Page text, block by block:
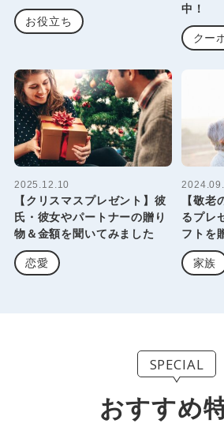
お役立ち
中！
クー
2025.12.10
【クリスマスプレゼント】彼
氏・彼女やパートナーの贈り
物＆金額を聞いてみました
恋愛
【敬老
るプレ
フトを
家族
SPECIAL
おすすめ